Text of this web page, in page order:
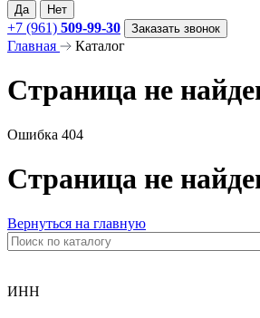
Да Нет
+7 (961) 509-99-30 Заказать звонок
Главная Каталог
Страница не
Ошибка 404
Страница не
Вернуться на главную
ИНН